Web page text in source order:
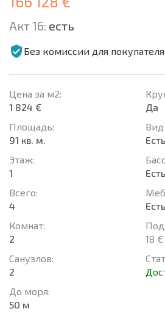
Акт 16: есть
Без комиссии для покупателя
Цена за м2:
1 824 €
Площадь:
91 кв. м.
Этаж:
1
Всего:
4
Комнат:
2
Санузлов:
2
До моря:
50 м
Да
Вид
Есть
Есть
Есть
18 €